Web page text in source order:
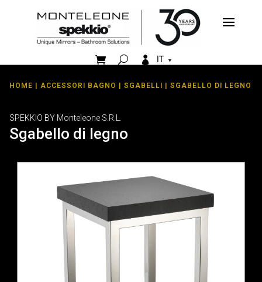
  IT
HOME | ACCESSORI BAGNO | SGABELLI | SGABELLO DI LEGNO
SPEKKIO BY Monteleone S.R.L.
Sgabello di legno